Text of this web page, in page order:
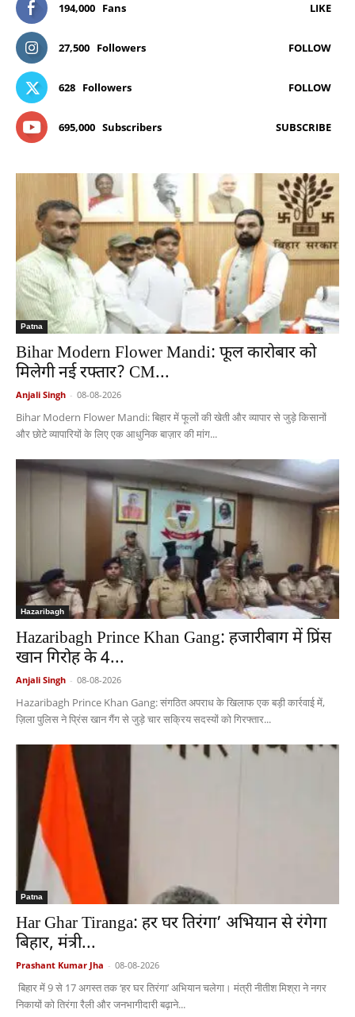
194,000 Fans LIKE
27,500 Followers FOLLOW
628 Followers FOLLOW
695,000 Subscribers SUBSCRIBE
Patna
Bihar Modern Flower Mandi: फूल कारोबार को
मिलेगी नई रफ्तार? CM...
Anjali Singh - 08-08-2026
Bihar Modern Flower Mandi: बिहार में फूलों की खेती और व्यापार से जुड़े किसानों
और छोटे व्यापारियों के लिए एक आधुनिक बाज़ार की मांग...
Hazaribagh
Hazaribagh Prince Khan Gang: हजारीबाग में प्रिंस
खान गिरोह के 4...
Anjali Singh - 08-08-2026
Hazaribagh Prince Khan Gang: संगठित अपराध के खिलाफ एक बड़ी कार्रवाई में,
ज़िला पुलिस ने प्रिंस खान गैंग से जुड़े चार सक्रिय सदस्यों को गिरफ्तार...
Patna
Har Ghar Tiranga: हर घर तिरंगा’ अभियान से रंगेगा
बिहार, मंत्री...
Prashant Kumar Jha - 08-08-2026
बिहार में 9 से 17 अगस्त तक ‘हर घर तिरंगा’ अभियान चलेगा। मंत्री नीतीश मिश्रा ने नगर
निकायों को तिरंगा रैली और जनभागीदारी बढ़ाने...